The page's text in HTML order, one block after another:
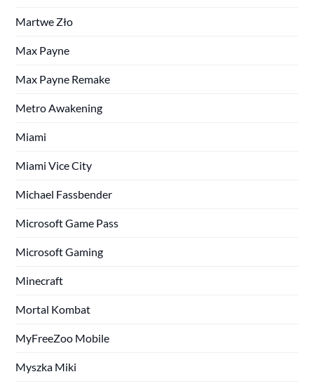
Martwe Zło
Max Payne
Max Payne Remake
Metro Awakening
Miami
Miami Vice City
Michael Fassbender
Microsoft Game Pass
Microsoft Gaming
Minecraft
Mortal Kombat
MyFreeZoo Mobile
Myszka Miki